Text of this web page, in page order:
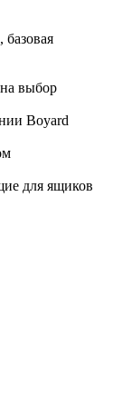
выбор
Boyard
для ящиков